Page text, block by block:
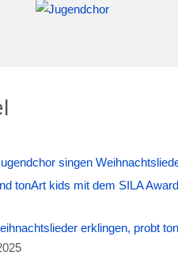
singen
tonArt kids mit dem SILA
erklingen, probt